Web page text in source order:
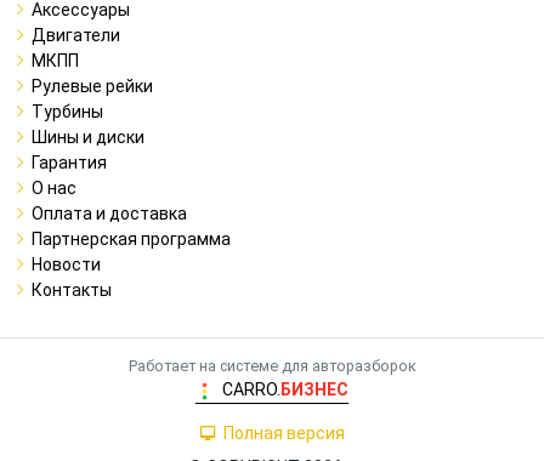
Аксессуары
Двигатели
МКПП
Рулевые рейки
Турбины
Шины и диски
Гарантия
О нас
Оплата и доставка
Партнерская программа
Новости
Контакты
Работает на системе для авторазборок
CARRO. БИЗНЕС
Полная версия